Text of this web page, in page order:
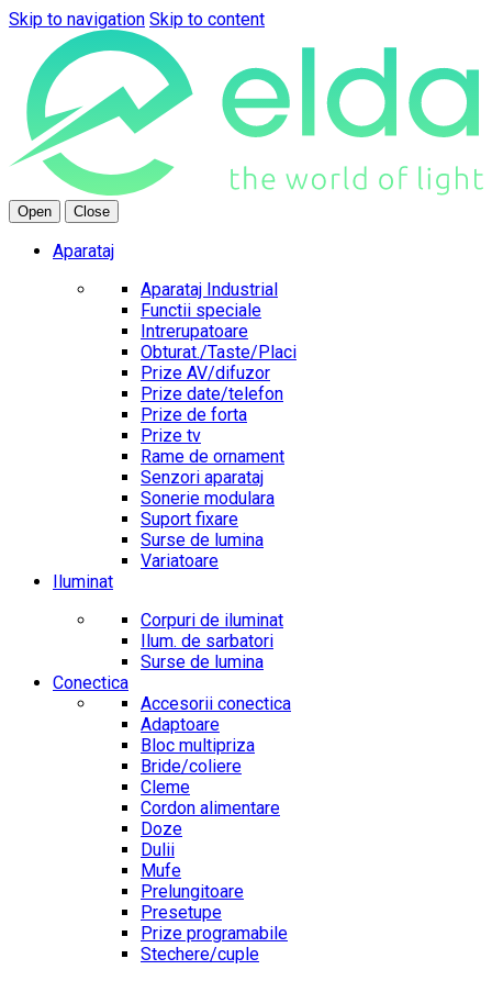
Skip to navigation Skip to content
Open Close
Aparataj
Aparataj Industrial
Functii speciale
Intrerupatoare
Obturat./Taste/Placi
Prize AV/difuzor
Prize date/telefon
Prize de forta
Prize tv
Rame de ornament
Senzori aparataj
Sonerie modulara
Suport fixare
Surse de lumina
Variatoare
Iluminat
Corpuri de iluminat
Ilum. de sarbatori
Surse de lumina
Conectica
Accesorii conectica
Adaptoare
Bloc multipriza
Bride/coliere
Cleme
Cordon alimentare
Doze
Dulii
Mufe
Prelungitoare
Presetupe
Prize programabile
Stechere/cuple